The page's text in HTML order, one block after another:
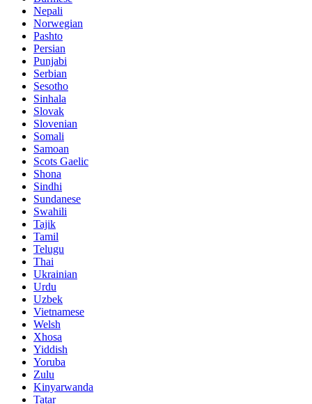
Nepali
Norwegian
Pashto
Persian
Punjabi
Serbian
Sesotho
Sinhala
Slovak
Slovenian
Somali
Samoan
Scots Gaelic
Shona
Sindhi
Sundanese
Swahili
Tajik
Tamil
Telugu
Thai
Ukrainian
Urdu
Uzbek
Vietnamese
Welsh
Xhosa
Yiddish
Yoruba
Zulu
Kinyarwanda
Tatar